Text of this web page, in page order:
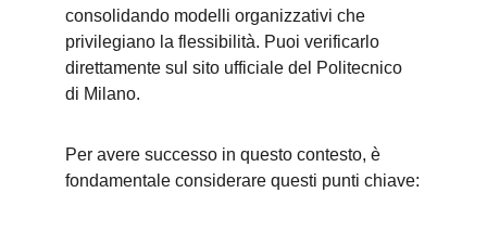
consolidando modelli organizzativi che
privilegiano la flessibilità. Puoi verificarlo
direttamente sul sito ufficiale del Politecnico
di Milano.
Per avere successo in questo contesto, è
fondamentale considerare questi punti chiave: